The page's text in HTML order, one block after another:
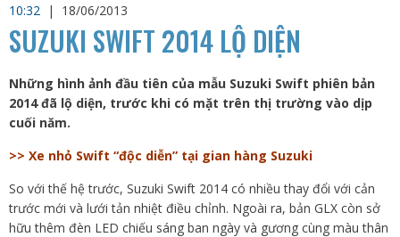
10:32 | 18/06/2013
SUZUKI SWIFT 2014 LỘ DIỆN
Những hình ảnh đầu tiên của mẫu Suzuki Swift phiên bản
2014 đã lộ diện, trước khi có mặt trên thị trường vào dịp
cuối năm.
>> Xe nhỏ Swift “độc diễn” tại gian hàng Suzuki
So với thế hệ trước, Suzuki Swift 2014 có nhiều thay đổi với cản
trước mới và lưới tản nhiệt điều chỉnh. Ngoài ra, bản GLX còn sở
hữu thêm đèn LED chiếu sáng ban ngày và gương cùng màu thân